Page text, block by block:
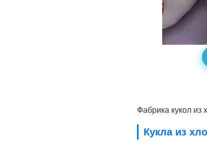
Фабрика кукол из
Кукла из